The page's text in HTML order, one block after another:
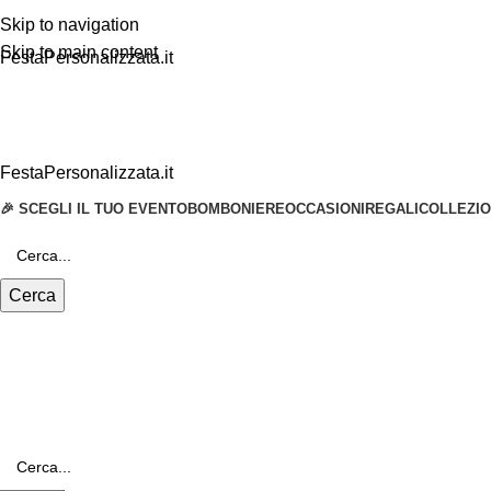
Skip to navigation
Skip to main content
FestaPersonalizzata.it
FestaPersonalizzata.it
🎉 SCEGLI IL TUO EVENTOBOMBONIEREOCCASIONI REGALI
Cerca